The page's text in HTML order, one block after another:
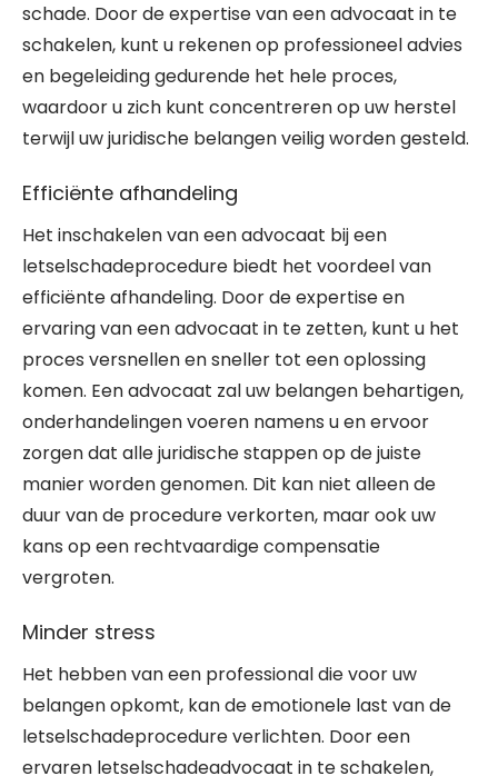
schade. Door de expertise van een advocaat in te
schakelen, kunt u rekenen op professioneel advies
en begeleiding gedurende het hele proces,
waardoor u zich kunt concentreren op uw herstel
terwijl uw juridische belangen veilig worden gesteld.
Efficiënte afhandeling
Het inschakelen van een advocaat bij een
letselschadeprocedure biedt het voordeel van
efficiënte afhandeling. Door de expertise en
ervaring van een advocaat in te zetten, kunt u het
proces versnellen en sneller tot een oplossing
komen. Een advocaat zal uw belangen behartigen,
onderhandelingen voeren namens u en ervoor
zorgen dat alle juridische stappen op de juiste
manier worden genomen. Dit kan niet alleen de
duur van de procedure verkorten, maar ook uw
kans op een rechtvaardige compensatie
vergroten.
Minder stress
Het hebben van een professional die voor uw
belangen opkomt, kan de emotionele last van de
letselschadeprocedure verlichten. Door een
ervaren letselschadeadvocaat in te schakelen,